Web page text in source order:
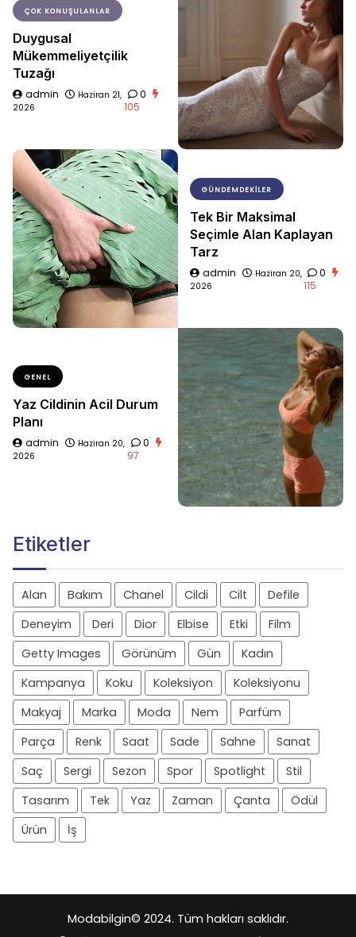
ÇOK KONUŞULANLAR
Duygusal
Mükemmeliyetçilik
Tuzağı
admin
Haziran 21,
2026
0
105
GÜNDEMDEKILER
Tek Bir Maksimal
Seçimle Alan Kaplayan
Tarz
admin
Haziran 20,
2026
0
115
GENEL
Yaz Cildinin Acil Durum
Planı
admin
Haziran 20,
2026
0
97
Etiketler
Alan Bakım Chanel Cildi Cilt
Defile
Deneyim
Deri Dior Elbise Etki
Film
Getty Images
Görünüm Gün
Kadın
Kampanya
Koku Koleksiyon
Koleksiyonu
Makyaj
Marka Moda Nem
Parfüm
Parça
Renk Saat Sade Sahne
Sanat
Saç
Sergi Sezon Spor Spotlight
Stil
Tasarım
Tek Yaz Zaman Çanta
Ödül
Ürün
İş
Modabilgin© 2024. Tüm hakları saklıdır.